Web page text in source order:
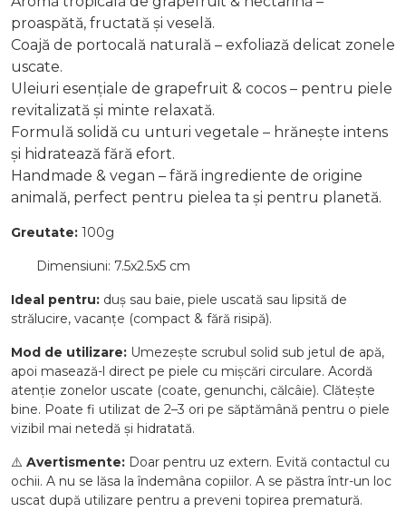
proaspătă, fructată și veselă.
Coajă de portocală naturală – exfoliază delicat zonele
uscate.
Uleiuri esențiale de grapefruit & cocos – pentru piele
revitalizată și minte relaxată.
Formulă solidă cu unturi vegetale – hrănește intens
și hidratează fără efort.
Handmade & vegan – fără ingrediente de origine
animală, perfect pentru pielea ta și pentru planetă.
Greutate: 100g
Dimensiuni: 7.5x2.5x5 cm
Ideal pentru: duș sau baie, piele uscată sau lipsită de
strălucire, vacanțe (compact & fără risipă).
Mod de utilizare: Umezește scrubul solid sub jetul de apă,
apoi masează-l direct pe piele cu mișcări circulare. Acordă
atenție zonelor uscate (coate, genunchi, călcâie). Clătește
bine. Poate fi utilizat de 2–3 ori pe săptămână pentru o piele
vizibil mai netedă și hidratată.
⚠️ Avertismente: Doar pentru uz extern. Evită contactul cu
ochii. A nu se lăsa la îndemâna copiilor. A se păstra într-un loc
uscat după utilizare pentru a preveni topirea prematură.